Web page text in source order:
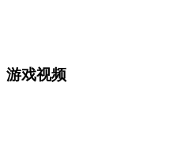
游戏视频